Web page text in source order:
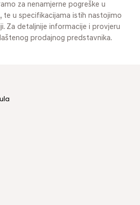
za nenamjerne pogreške u
te u specifikacijama istih nastojimo
Za detaljnije informacije i provjeru
prodajnog predstavnika.